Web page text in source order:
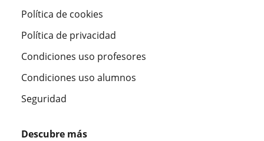
Política de cookies
Política de privacidad
Condiciones uso profesores
Condiciones uso alumnos
Seguridad
Descubre más